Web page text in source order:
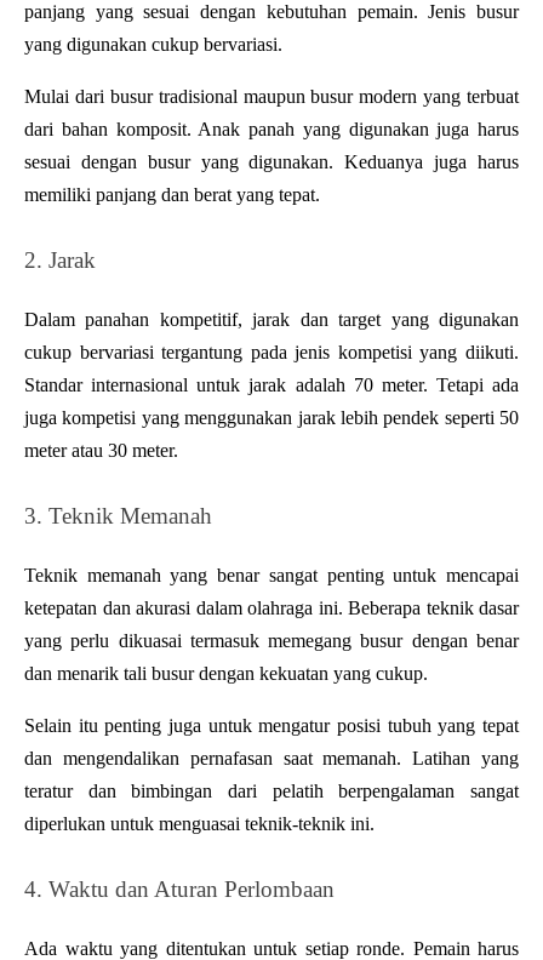
panjang yang sesuai dengan kebutuhan pemain. Jenis busur
yang digunakan cukup bervariasi.
Mulai dari busur tradisional maupun busur modern yang terbuat
dari bahan komposit. Anak panah yang digunakan juga harus
sesuai dengan busur yang digunakan. Keduanya juga harus
memiliki panjang dan berat yang tepat.
2. Jarak
Dalam panahan kompetitif, jarak dan target yang digunakan
cukup bervariasi tergantung pada jenis kompetisi yang diikuti.
Standar internasional untuk jarak adalah 70 meter. Tetapi ada
juga kompetisi yang menggunakan jarak lebih pendek seperti 50
meter atau 30 meter.
3. Teknik Memanah
Teknik memanah yang benar sangat penting untuk mencapai
ketepatan dan akurasi dalam olahraga ini. Beberapa teknik dasar
yang perlu dikuasai termasuk memegang busur dengan benar
dan menarik tali busur dengan kekuatan yang cukup.
Selain itu penting juga untuk mengatur posisi tubuh yang tepat
dan mengendalikan pernafasan saat memanah. Latihan yang
teratur dan bimbingan dari pelatih berpengalaman sangat
diperlukan untuk menguasai teknik-teknik ini.
4. Waktu dan Aturan Perlombaan
Ada waktu yang ditentukan untuk setiap ronde. Pemain harus